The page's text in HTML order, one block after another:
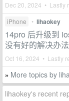
Dec 20, 2024 • Lastly
iPhone • lihaokey
14pro 后升级到
没有好的解决办法
Oct 16, 2024 • Lastly
» More topics by
lihaokey's recent